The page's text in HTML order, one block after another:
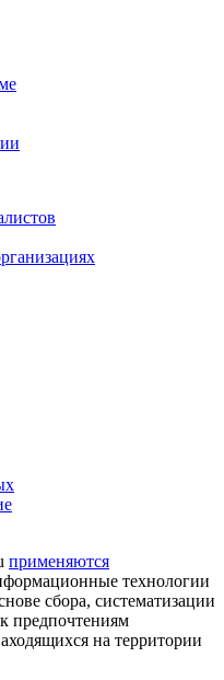
применяются
технологии
сбора, систематизации
предпочтениям
на территории